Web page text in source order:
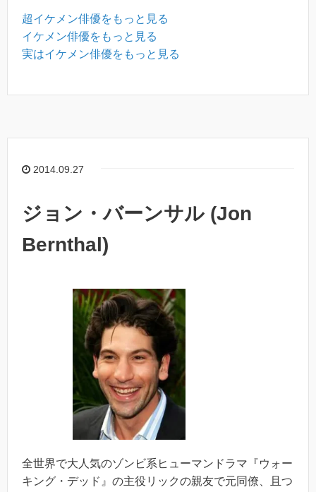
超イケメン俳優をもっと見る
イケメン俳優をもっと見る
実はイケメン俳優をもっと見る
2014.09.27
ジョン・バーンサル (Jon
Bernthal)
全世界で大人気のゾンビ系ヒューマンドラマ『ウォー
キング・デッド』の主役リックの親友で元同僚、且つ